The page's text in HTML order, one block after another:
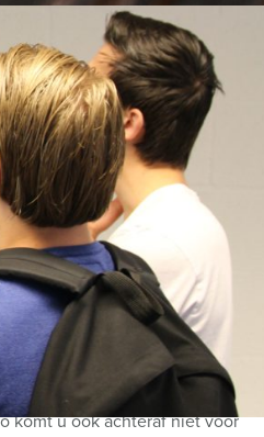
team kan winnen!
wendingen.
BTW) kunt u gebruikmaken van
komt u ook achteraf niet voor